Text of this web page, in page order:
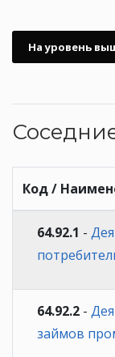
На уровень
Код /
64.92.1 -
64.92.2 -
займов